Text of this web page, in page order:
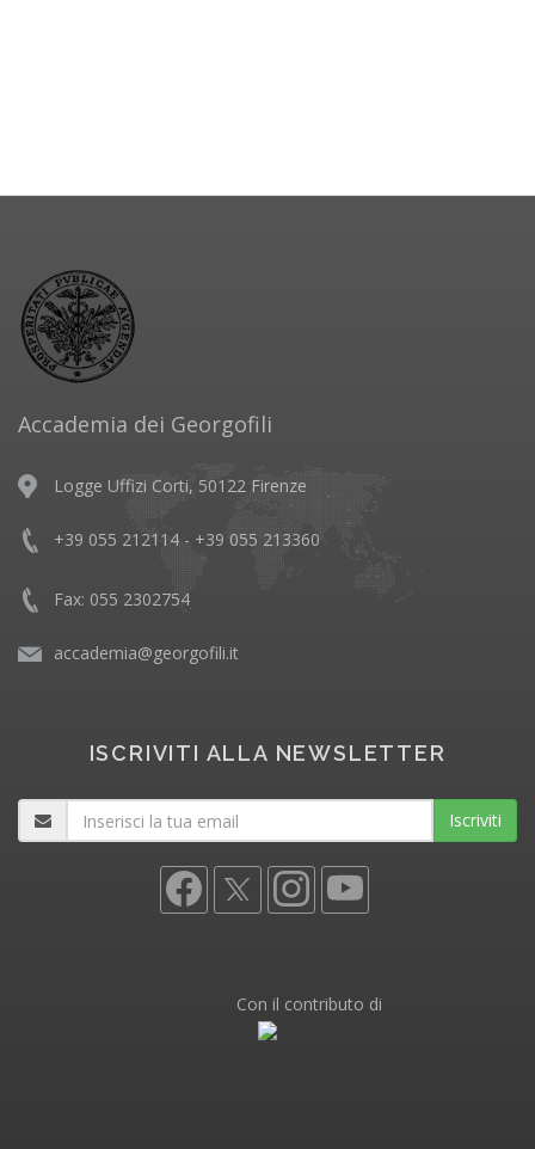
Accademia dei Georgofili
Logge Uffizi Corti, 50122 Firenze
+39 055 212114 - +39 055 213360
Fax: 055 2302754
accademia@georgofili.it
ISCRIVITI ALLA NEWSLETTER
Iscriviti
Con il contributo di